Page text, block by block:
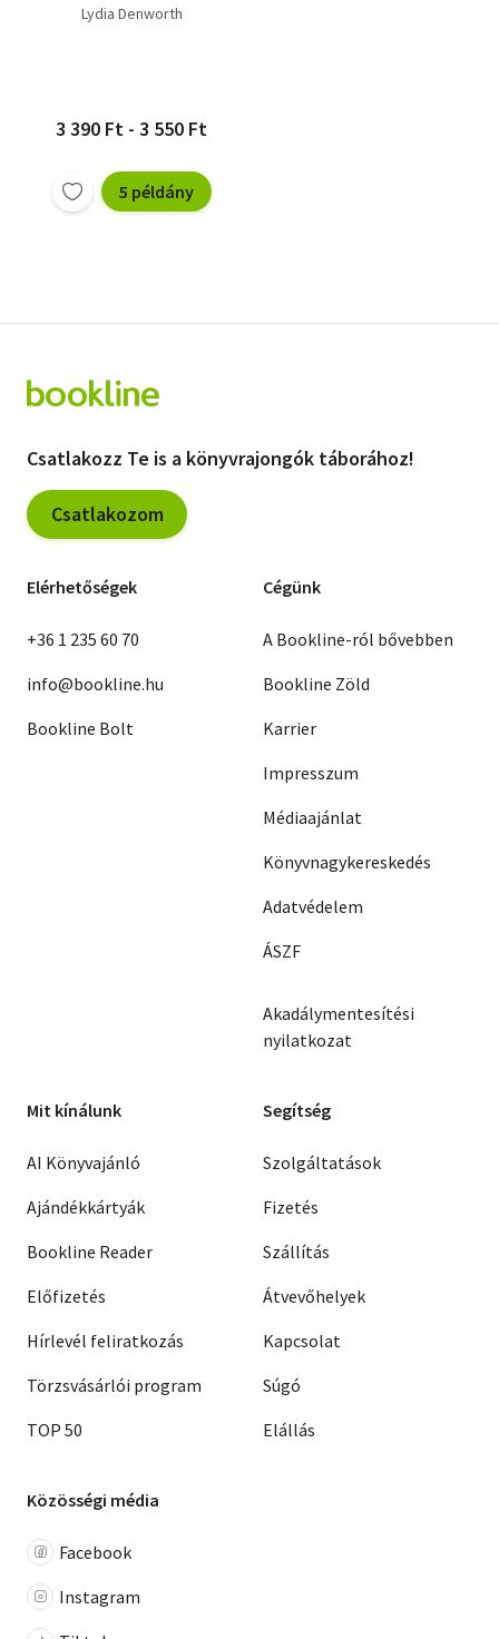
Lydia Denworth
3 390 Ft - 3 550 Ft
5 példány
Csatlakozz Te is a könyvrajongók táborához!
Csatlakozom
Elérhetőségek
+36 1 235 60 70
info@bookline.hu
Bookline Bolt
Cégünk
A Bookline-ról bővebben
Bookline Zöld
Karrier
Impresszum
Médiaajánlat
Könyvnagykereskedés
Adatvédelem
ÁSZF
Akadálymentesítési
nyilatkozat
Mit kínálunk
AI Könyvajánló
Ajándékkártyák
Bookline Reader
Előfizetés
Hírlevél feliratkozás
Törzsvásárlói program
TOP 50
Segítség
Szolgáltatások
Fizetés
Szállítás
Átvevőhelyek
Kapcsolat
Súgó
Elállás
Közösségi média
Facebook
Instagram